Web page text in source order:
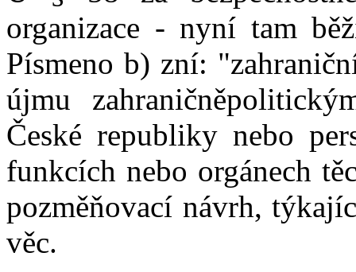
organizace - nyní tam
Písmeno b) zní:
újmu
České republiky nebo
funkcích nebo orgánech
pozměňovací návrh,
věc.